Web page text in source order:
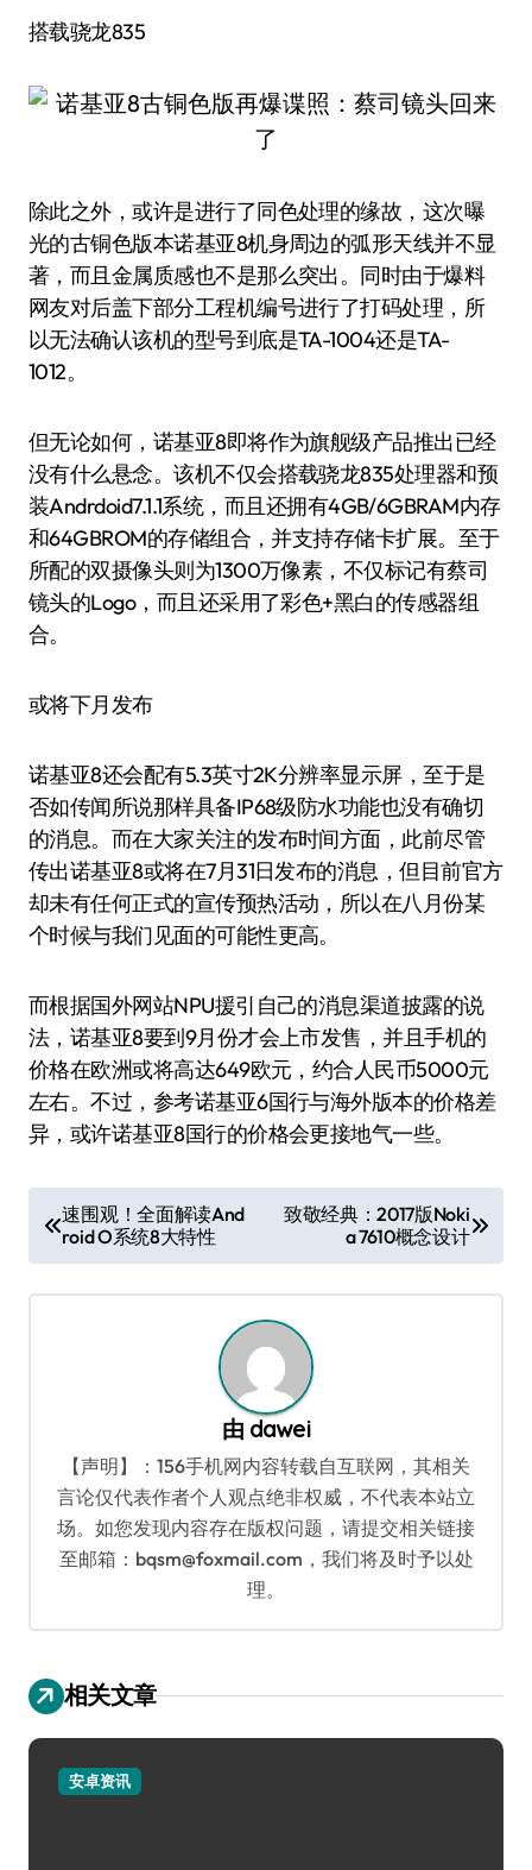
搭载骁龙835
除此之外，或许是进行了同色处理的缘故，这次曝
光的古铜色版本诺基亚8机身周边的弧形天线并不显
著，而且金属质感也不是那么突出。同时由于爆料
网友对后盖下部分工程机编号进行了打码处理，所
以无法确认该机的型号到底是TA-1004还是TA-
1012。
但无论如何，诺基亚8即将作为旗舰级产品推出已经
没有什么悬念。该机不仅会搭载骁龙835处理器和预
装Andrdoid7.1.1系统，而且还拥有4GB/6GBRAM内存
和64GBROM的存储组合，并支持存储卡扩展。至于
所配的双摄像头则为1300万像素，不仅标记有蔡司
镜头的Logo，而且还采用了彩色+黑白的传感器组
合。
或将下月发布
诺基亚8还会配有5.3英寸2K分辨率显示屏，至于是
否如传闻所说那样具备IP68级防水功能也没有确切
的消息。而在大家关注的发布时间方面，此前尽管
传出诺基亚8或将在7月31日发布的消息，但目前官方
却未有任何正式的宣传预热活动，所以在八月份某
个时候与我们见面的可能性更高。
而根据国外网站NPU援引自己的消息渠道披露的说
法，诺基亚8要到9月份才会上市发售，并且手机的
价格在欧洲或将高达649欧元，约合人民币5000元
左右。不过，参考诺基亚6国行与海外版本的价格差
异，或许诺基亚8国行的价格会更接地气一些。
章
导
速围观！全面解读And
roid O系统8大特性
致敬经典：2017版Noki
a 7610概念设计
由 dawei
【声明】：156手机网内容转载自互联网，其相关
言论仅代表作者个人观点绝非权威，不代表本站立
场。如您发现内容存在版权问题，请提交相关链接
至邮箱：bqsm@foxmail.com，我们将及时予以处
理。
相关文章
安卓资讯